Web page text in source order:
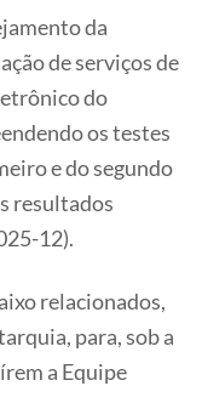
da
de serviços de
do
os testes
e do segundo
resultados
12).
relacionados,
para, sob a
a Equipe